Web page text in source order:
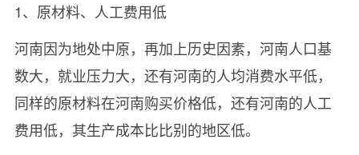
1、原材料、人工费用低
河南因为地处中原，再加上历史因素，河南人口基
数大，就业压力大，还有河南的人均消费水平低，
同样的原材料在河南购买价格低，还有河南的人工
费用低，其生产成本比比别的地区低。